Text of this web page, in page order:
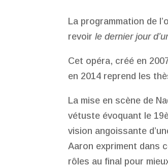
La programmation de
revoirle dernier jour
Cet opéra, créé en
en 2014 reprend les
La mise en scène de
vétuste évoquant le
vision angoissante
Aaron expriment dans
rôles au final pour